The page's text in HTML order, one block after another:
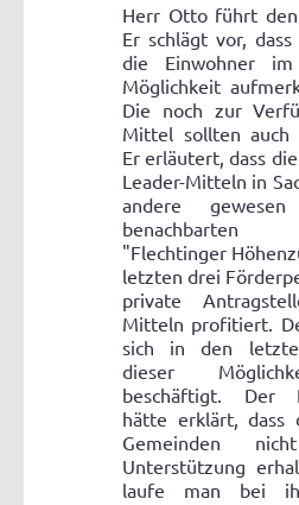
Herr Otto führt den
Er schlägt vor,
die Einwohner
Möglichkeit
Die noch zur
Mittel sollten auch
Er erläutert, dass
Leader-Mitteln in
andere
benachbarten
"Flechtinger
letzten drei
private
Mitteln profitiert.
sich in den
dieser
beschäftigt. Der
hätte erklärt, dass
Gemeinden
Unterstützung
laufe man bei